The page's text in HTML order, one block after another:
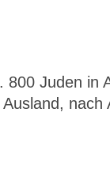
Juden in
nach